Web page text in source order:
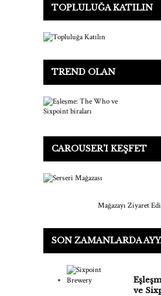
TOPLULUĞA KATILIN
TREND OLAN
CAROUSER'I KEŞFET
Mağazayı Ziyaret
SON ZAMANLARDA
ve